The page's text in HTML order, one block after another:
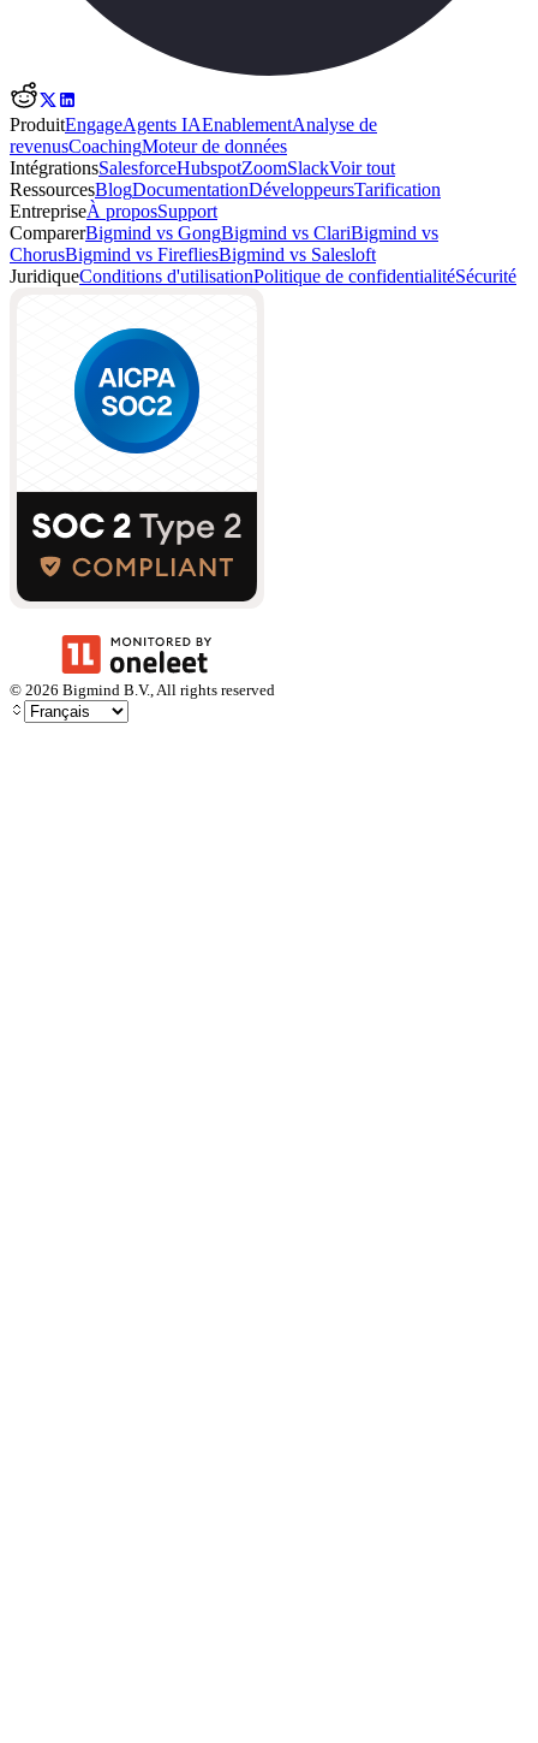
ProduitEngageAgents IAEnablementAnalyse de
revenusCoachingMoteur de données
IntégrationsSalesforceHubspotZoomSlackVoir tout
RessourcesBlogDocumentationDéveloppeursTarification
EntrepriseÀ proposSupport
ComparerBigmind vs GongBigmind vs ClariBigmind vs
ChorusBigmind vs FirefliesBigmind vs Salesloft
JuridiqueConditions d'utilisationPolitique de confidentialitéSécurité
© 2026 Bigmind B.V., All rights reserved